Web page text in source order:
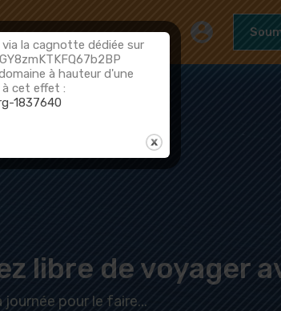
la carte FAQs Contact Blog
libre de voyager
pour le faire...
la cagnotte dédiée sur
à hauteur d'une
cet effet :
1837640